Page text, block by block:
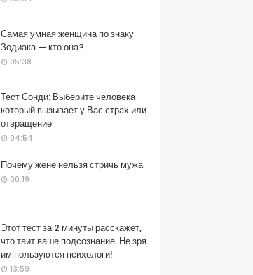
Самая умная женщина по знаку
Зодиака — кто она?
05:38
Тест Сонди: Выберите человека
который вызывает у Вас страх или
отвращение
04:54
Почему жене нельзя стричь мужа
00:19
Этот тест за 2 минуты расскажет,
что таит ваше подсознание. Не зря
им пользуются психологи!
13:59